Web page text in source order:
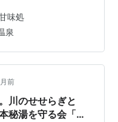
たお庭も素敵……らし
定休日」の札が。 ​ 肩
の墓にお参りして気
して見つけたのが、桂
石庵」。名物の黒米
味処
泉
前
川のせせらぎと
秘湯を守る会「福